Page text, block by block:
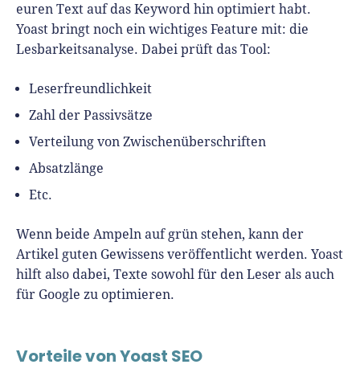
euren Text auf das Keyword hin optimiert habt.
Yoast bringt noch ein wichtiges Feature mit: die
Lesbarkeitsanalyse. Dabei prüft das Tool:
Leserfreundlichkeit
Zahl der Passivsätze
Verteilung von Zwischenüberschriften
Absatzlänge
Etc.
Wenn beide Ampeln auf grün stehen, kann der
Artikel guten Gewissens veröffentlicht werden. Yoast
hilft also dabei, Texte sowohl für den Leser als auch
für Google zu optimieren.
Vorteile von Yoast SEO